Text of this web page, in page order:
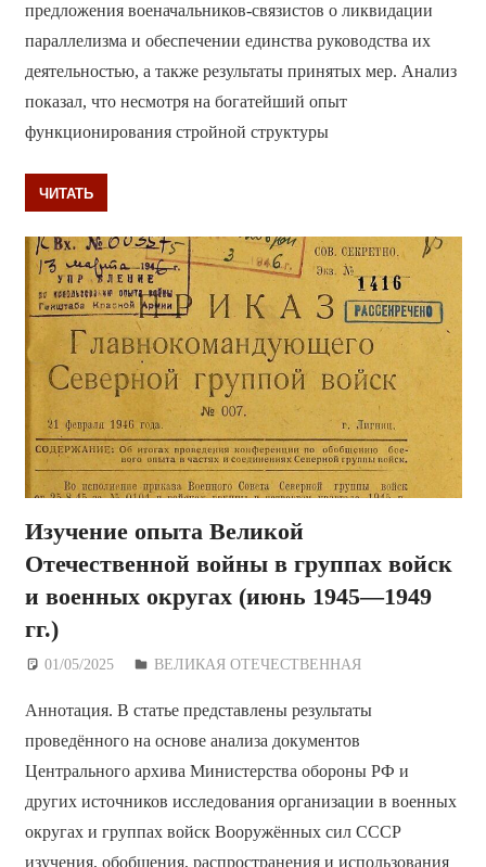
предложения военачальников-связистов о ликвидации
параллелизма и обеспечении единства руководства их
деятельностью, а также результаты принятых мер. Анализ
показал, что несмотря на богатейший опыт
функционирования стройной структуры
ЧИТАТЬ
Изучение опыта Великой
Отечественной войны в группах войск
и военных округах (июнь 1945—1949
гг.)
01/05/2025 Дежурный по Редакции
ВЕЛИКАЯ ОТЕЧЕСТВЕННАЯ
Аннотация. В статье представлены результаты
проведённого на основе анализа документов
Центрального архива Министерства обороны РФ и
других источников исследования организации в военных
округах и группах войск Вооружённых сил СССР
изучения, обобщения, распространения и использования